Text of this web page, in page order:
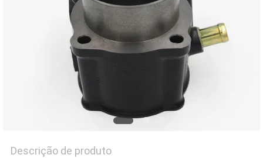
Descrição de produto